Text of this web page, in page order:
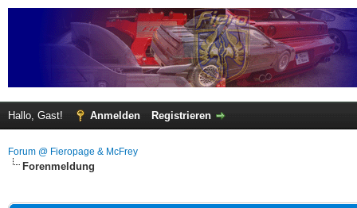
Hallo, Gast! Anmelden Registrieren
Forum @ Fieropage & McFrey
Forenmeldung